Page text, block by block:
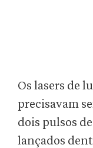
Os lasers de
precisavam
dois pulsos
lançados